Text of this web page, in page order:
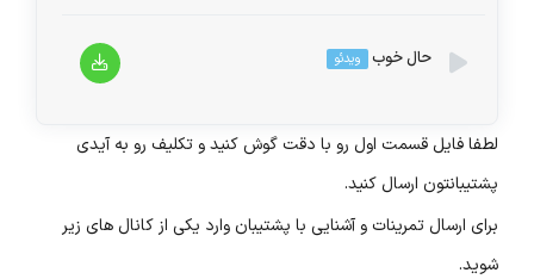
پخش‌کننده
00:00
حال خوب ویدئو
نمایشگر
ویدیو
Media error: Format(s) not supported or source(s) not found
content/uploads/2023/05/%D8%AD%D8%A7%D9%84-
لطفا فایل قسمت اول رو با دقت گوش کنید و تکلیف رو به آیدی
پشتیبانتون ارسال کنید.
برای ارسال تمرینات و آشنایی با پشتیبان وارد یکی از کانال های زیر
شوید.